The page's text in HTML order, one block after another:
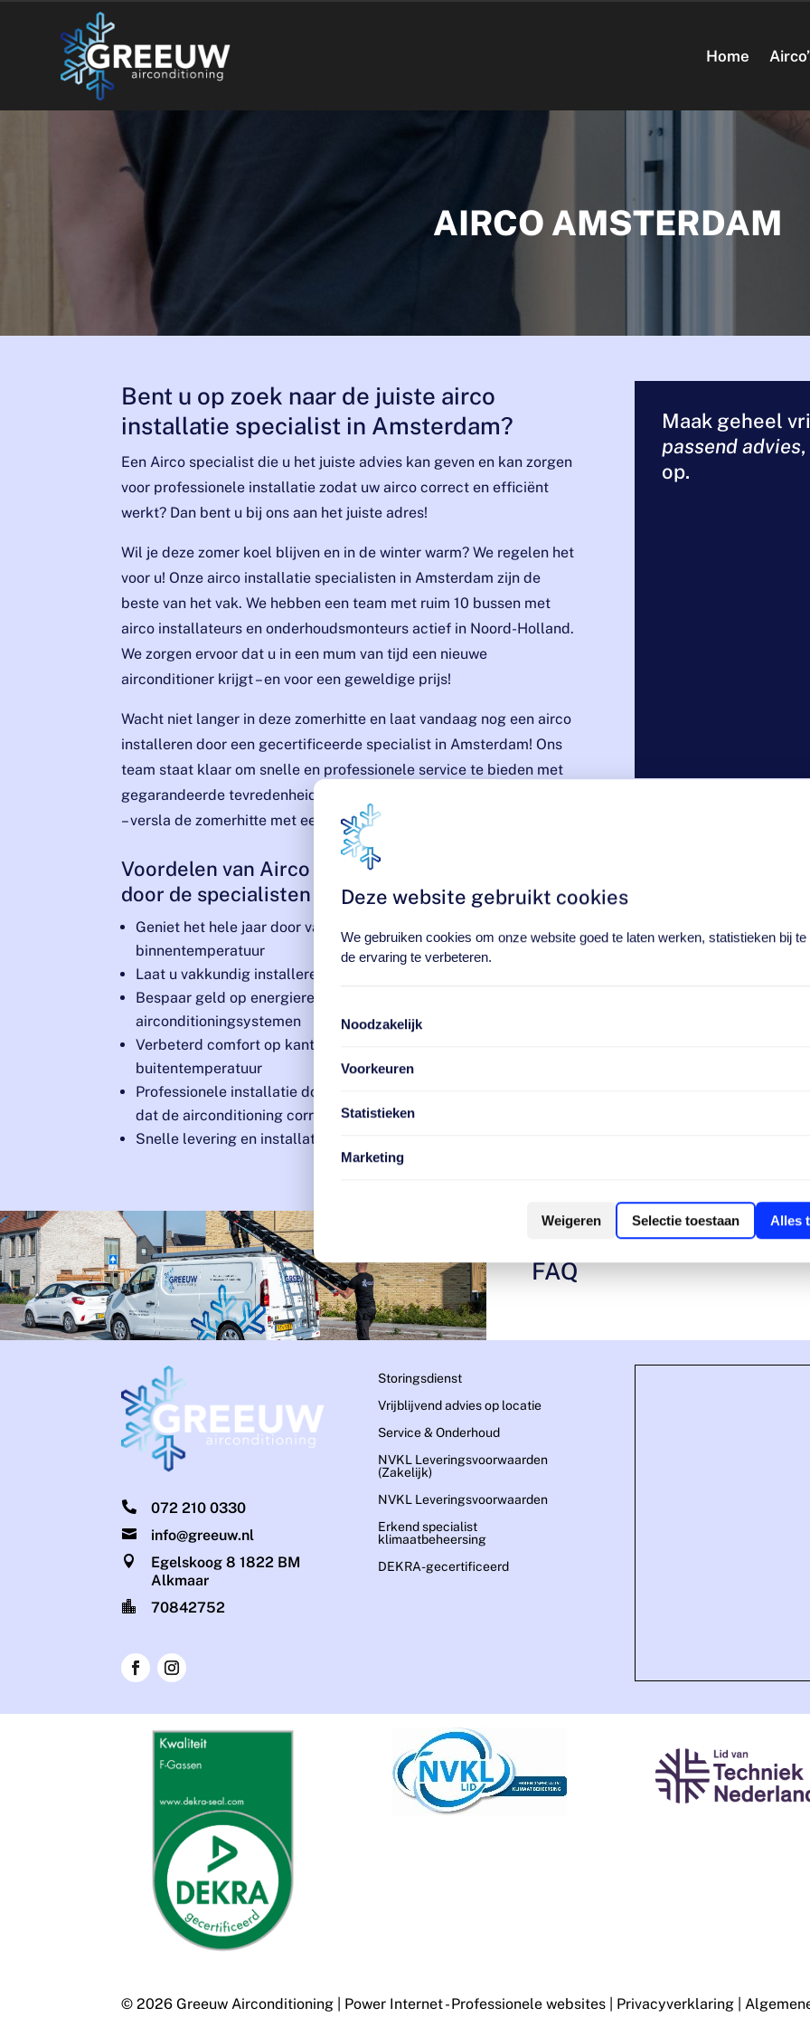
Home
AIRCO AMSTERDAM
Bent u op zoek naar de juiste airco
installatie specialist in Amsterdam?
Een Airco specialist die u het juiste advies kan geven en kan zorgen
voor professionele installatie zodat uw airco correct en efficiënt
werkt? Dan bent u bij ons aan het juiste adres!
Wil je deze zomer koel blijven en in de winter warm? We regelen het
voor u! Onze airco installatie specialisten in Amsterdam zijn de
beste van het vak. We hebben een team met ruim 10 bussen met
airco installateurs en onderhoudsmonteurs actief in Noord-Holland.
We zorgen ervoor dat u in een mum van tijd een nieuwe
airconditioner krijgt – en voor een geweldige prijs!
Wacht niet langer in deze zomerhitte en laat vandaag nog een airco
installeren door een gecertificeerde specialist in Amsterdam! Ons
team staat klaar om snelle en professionele service te bieden met
gegarandeerde tevredenheid. Neem nu de controle over uw comfort
– versla de zomerhitte met een betrouwbaar airconditioningsysteem.
Voordelen van Airco in Amsterdam geïnstalleerd
door de specialisten van Greeuw Airconditioning
Geniet het hele jaar door van een comfortabele
binnentemperatuur
Laat u vakkundig installeren en onderhouden door een specialist
Bespaar geld op energierekeningen met efficiënte
airconditioningsystemen
Verbeterd comfort op kantoor en thuis, ongeacht de
buitentemperatuur
Professionele installatie door een specialist om ervoor te zorgen
dat de airconditioning correct en efficiënt werkt
Snelle levering en installatie voor een scherp tarief
Maak geheel
passend advies
op.
FAQ
 072 210 0330
 info@greeuw.nl

Egelskoog 8 1822 BM
Alkmaar
 70842752
Storingsdienst
Vrijblijvend advies op locatie
Service & Onderhoud
NVKL Leveringsvoorwaarden
(Zakelijk)
NVKL Leveringsvoorwaarden
Erkend specialist
klimaatbeheersing
DEKRA-gecertificeerd
© 2026 Greeuw Airconditioning Power Internet - Professionele websites Privacyverklaring |
Deze website gebruikt cookies
We gebruiken cookies om onze website goed te laten werken, statistieken bij te
de ervaring te verbeteren.
Noodzakelijk
Voorkeuren
Statistieken
Marketing
Weigeren Selectie toestaan Alles